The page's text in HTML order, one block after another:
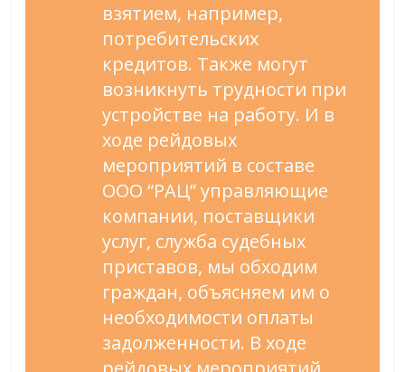
взятием, например,
потребительских
кредитов. Также могут
возникнуть трудности при
устройстве на работу. И в
ходе рейдовых
мероприятий в составе
ООО “РАЦ” управляющие
компании, поставщики
услуг, служба судебных
приставов, мы обходим
граждан, объясняем им о
необходимости оплаты
задолженности. В ходе